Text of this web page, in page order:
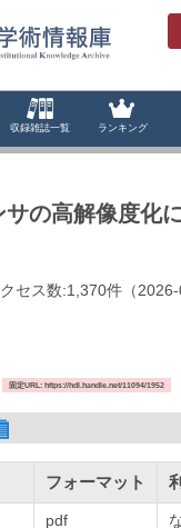
収録雑誌一覧 ランキング
の高解像度化
セス数:1,370件 （
固定URL: https://hdl.handle.net/11094/1952
フォーマット
pdf